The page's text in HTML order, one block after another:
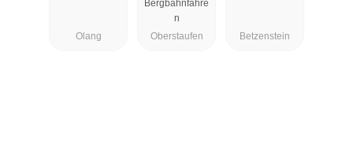
Olang
Bergbahnfahre
n
Oberstaufen
Betzenstein